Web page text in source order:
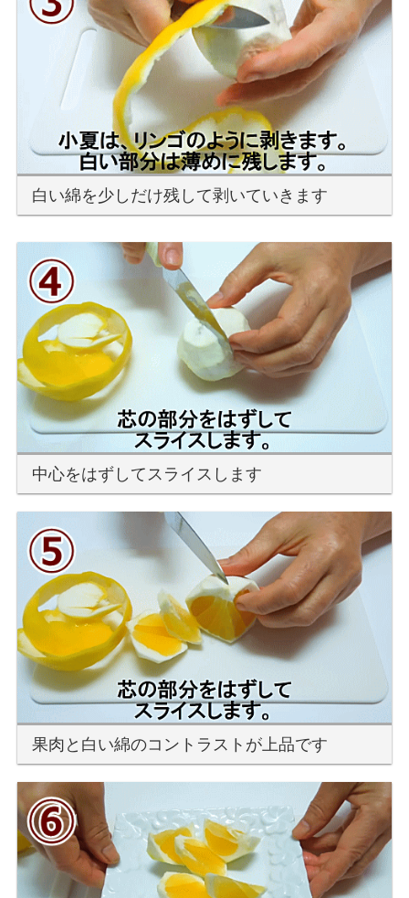
白い綿を少しだけ残して剥いていきます
中心をはずしてスライスします
果肉と白い綿のコントラストが上品です